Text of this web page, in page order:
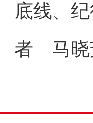
底线、
者 马晓